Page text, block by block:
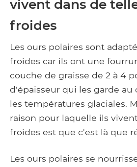
vivent dans de
froides
Les ours polaires sont
froides car ils ont une
couche de graisse de 2 à 4
d'épaisseur qui les garde au
les températures glaciales.
raison pour laquelle ils
froides est que c'est là que
Les ours polaires se